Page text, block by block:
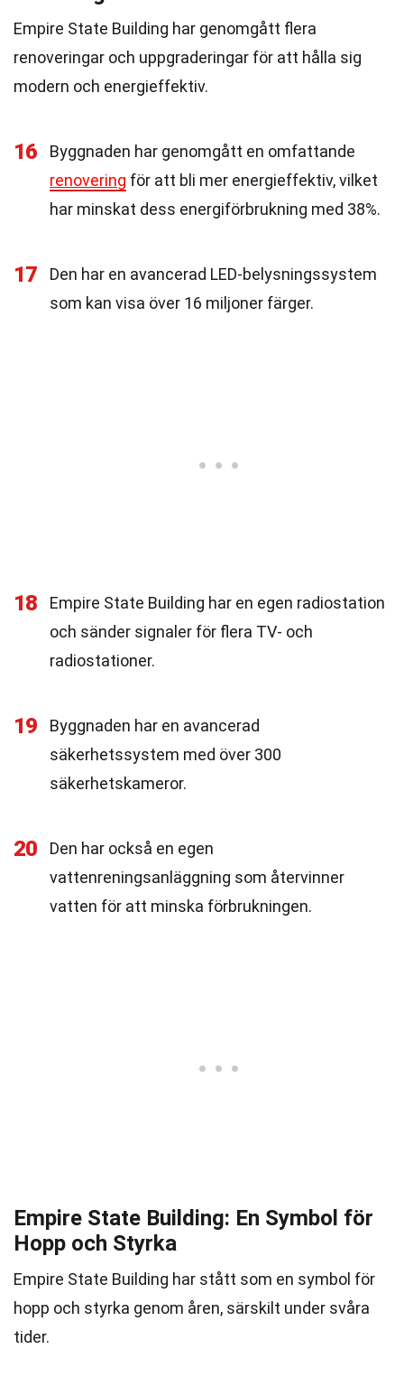
Empire State Building har genomgått flera
renoveringar och uppgraderingar för att hålla sig
modern och energieffektiv.
16
Byggnaden har genomgått en omfattande
renovering för att bli mer energieffektiv, vilket
har minskat dess energiförbrukning med 38%.
17
Den har en avancerad LED-belysningssystem
som kan visa över 16 miljoner färger.
18
Empire State Building har en egen radiostation
och sänder signaler för flera TV- och
radiostationer.
19
Byggnaden har en avancerad
säkerhetssystem med över 300
säkerhetskameror.
20
Den har också en egen
vattenreningsanläggning som återvinner
vatten för att minska förbrukningen.
Empire State Building: En Symbol för
Hopp och Styrka
Empire State Building har stått som en symbol för
hopp och styrka genom åren, särskilt under svåra
tider.